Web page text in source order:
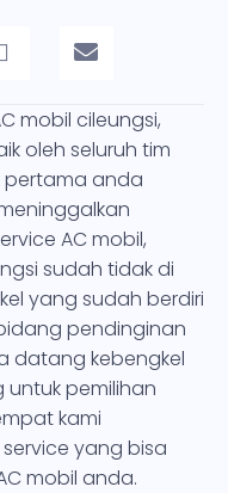
mobil cileungsi,
oleh seluruh tim
pertama anda
AC mobil,
sudah tidak di
yang sudah berdiri
pendinginan
datang kebengkel
untuk pemilihan
kami
yang bisa
mobil anda.